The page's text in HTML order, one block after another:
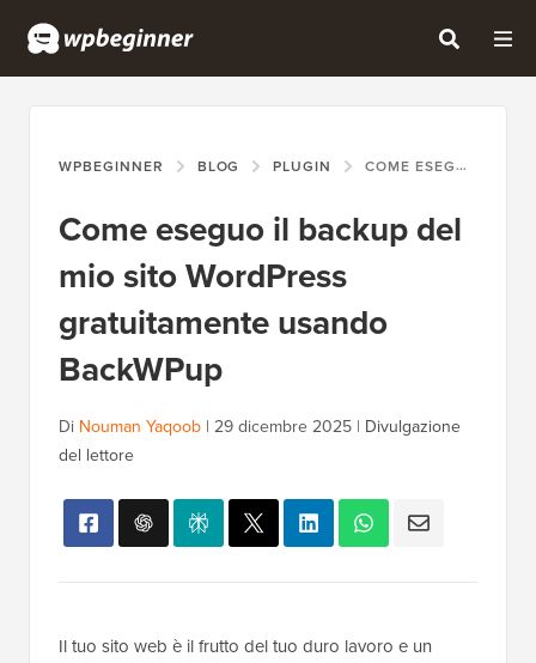
WPBEGINNER BLOG PLUGIN COME ESEGUO IL BACKUP DEL MIO SITO WORDPRESS GRATUITAMENTE USANDO BACKWPUP
Come eseguo il backup del
mio sito WordPress
gratuitamente usando
BackWPup
Di Nouman Yaqoob | 29 dicembre 2025 | Divulgazione
del lettore
Il tuo sito web è il frutto del tuo duro lavoro e un